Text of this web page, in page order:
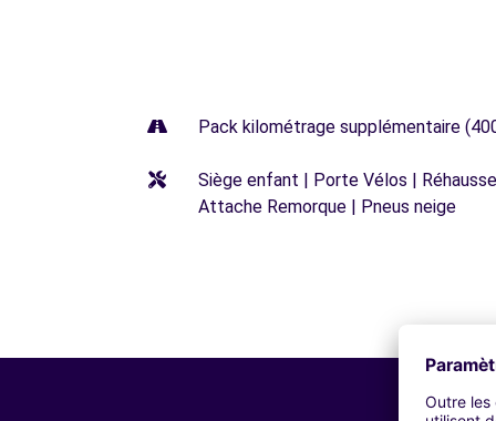
Pack kilométrage supplémentaire
Siège enfant | Porte Vélos |
Attache Remorque | Pneus neige